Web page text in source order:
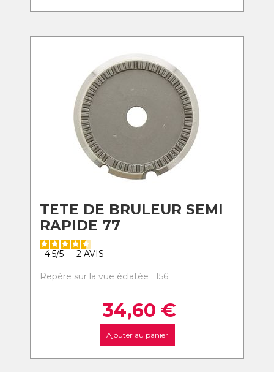
TETE DE BRULEUR SEMI
RAPIDE 77
4.5/5 - 2 AVIS
Repère sur la vue éclatée : 156
34,60 €
Ajouter au panier